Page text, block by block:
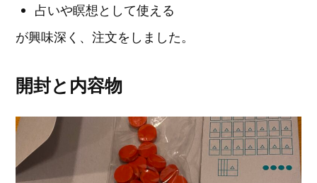
占いや瞑想として使える
が興味深く、注文をしました。
開封と内容物